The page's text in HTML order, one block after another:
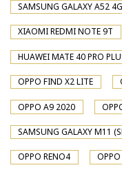
SAMSUNG GALAXY A52
XIAOMI REDMI NOTE 9T
HUAWEI MATE 40 PRO
OPPO FIND X2 LITE
OPPO A9 2020
SAMSUNG GALAXY M11
OPPO RENO4 OPPO